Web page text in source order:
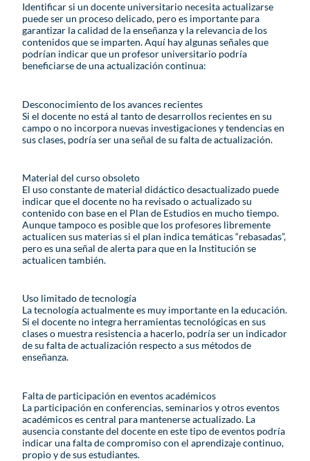
Identificar si un docente universitario necesita actualizarse
puede ser un proceso delicado, pero es importante para
garantizar la calidad de la enseñanza y la relevancia de los
contenidos que se imparten. Aquí hay algunas señales que
podrían indicar que un profesor universitario podría
beneficiarse de una actualización continua:
Desconocimiento de los avances recientes
Si el docente no está al tanto de desarrollos recientes en su
campo o no incorpora nuevas investigaciones y tendencias en
sus clases, podría ser una señal de su falta de actualización.
Material del curso obsoleto
El uso constante de material didáctico desactualizado puede
indicar que el docente no ha revisado o actualizado su
contenido con base en el Plan de Estudios en mucho tiempo.
Aunque tampoco es posible que los profesores libremente
actualicen sus materias si el plan indica temáticas “rebasadas”,
pero es una señal de alerta para que en la Institución se
actualicen también.
Uso limitado de tecnología
La tecnología actualmente es muy importante en la educación.
Si el docente no integra herramientas tecnológicas en sus
clases o muestra resistencia a hacerlo, podría ser un indicador
de su falta de actualización respecto a sus métodos de
enseñanza.
Falta de participación en eventos académicos
La participación en conferencias, seminarios y otros eventos
académicos es central para mantenerse actualizado. La
ausencia constante del docente en este tipo de eventos podría
indicar una falta de compromiso con el aprendizaje continuo,
propio y de sus estudiantes.